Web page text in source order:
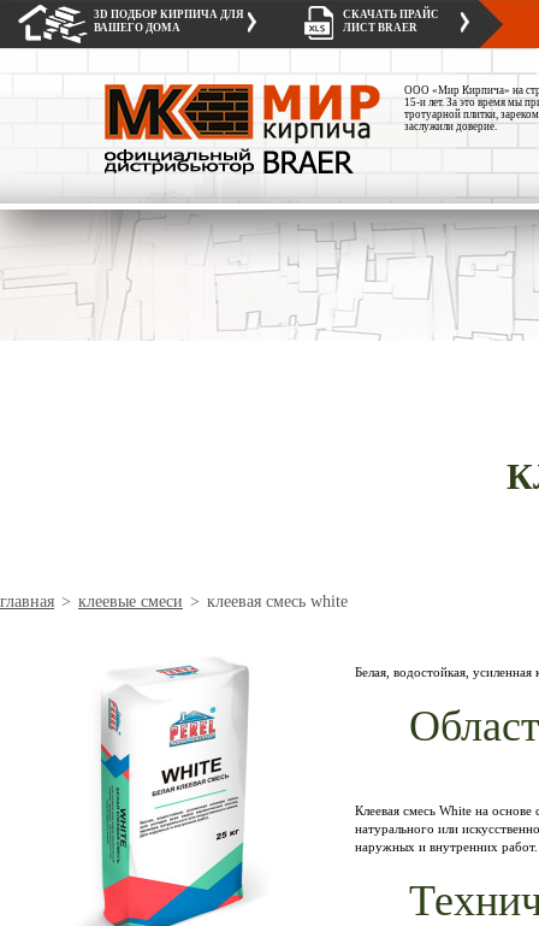
3D ПОДБОР КИРПИЧА ДЛЯ
ВАШЕГО ДОМА
СКАЧАТЬ ПРАЙС
ЛИСТ BRAER
ООО «Мир Кирпича» на
15-и лет. За это время мы
тротуарной плитки,
заслужили доверие.
главная > клеевые смеси > клеевая смесь white
Белая, водостойкая,
Клеевая смесь White на
натурального или
наружных и внутренних работ.